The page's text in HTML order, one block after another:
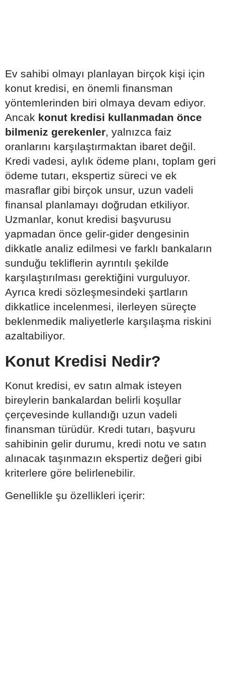
Ev sahibi olmayı planlayan birçok kişi için
konut kredisi, en önemli finansman
yöntemlerinden biri olmaya devam ediyor.
Ancak konut kredisi kullanmadan önce
bilmeniz gerekenler, yalnızca faiz
oranlarını karşılaştırmaktan ibaret değil.
Kredi vadesi, aylık ödeme planı, toplam geri
ödeme tutarı, ekspertiz süreci ve ek
masraflar gibi birçok unsur, uzun vadeli
finansal planlamayı doğrudan etkiliyor.
Uzmanlar, konut kredisi başvurusu
yapmadan önce gelir-gider dengesinin
dikkatle analiz edilmesi ve farklı bankaların
sunduğu tekliflerin ayrıntılı şekilde
karşılaştırılması gerektiğini vurguluyor.
Ayrıca kredi sözleşmesindeki şartların
dikkatlice incelenmesi, ilerleyen süreçte
beklenmedik maliyetlerle karşılaşma riskini
azaltabiliyor.
Konut Kredisi Nedir?
Konut kredisi, ev satın almak isteyen
bireylerin bankalardan belirli koşullar
çerçevesinde kullandığı uzun vadeli
finansman türüdür. Kredi tutarı, başvuru
sahibinin gelir durumu, kredi notu ve satın
alınacak taşınmazın ekspertiz değeri gibi
kriterlere göre belirlenebilir.
Genellikle şu özellikleri içerir: